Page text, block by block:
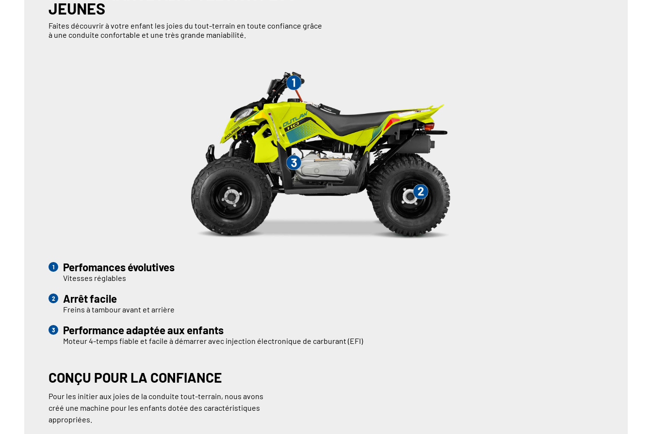
JEUNES
Faites découvrir à votre enfant les joies du tout-terrain en toute confiance grâce
à une conduite confortable et une très grande maniabilité.
Perfomances évolutives
Vitesses réglables
Arrêt facile
Freins à tambour avant et arrière
Performance adaptée aux enfants
Moteur 4-temps fiable et facile à démarrer avec injection électronique de carburant (EFI)
CONÇU POUR LA CONFIANCE
Pour les initier aux joies de la conduite tout-terrain, nous avons
créé une machine pour les enfants dotée des caractéristiques
appropriées.